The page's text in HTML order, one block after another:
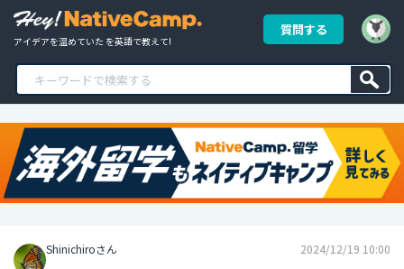
アイデアを温めていた を英語で教えて!
質問する
Shinichiroさん 2024/12/19 10:00